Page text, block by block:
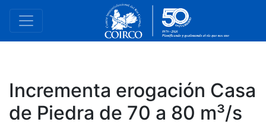
Incrementa erogación Casa
de Piedra de 70 a 80 m³/s